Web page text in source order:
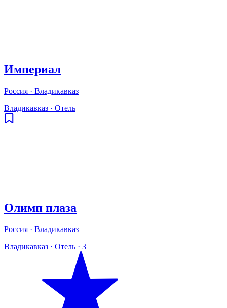
Империал
Россия · Владикавказ
Владикавказ · Отель
Олимп плаза
Россия · Владикавказ
Владикавказ · Отель · 3